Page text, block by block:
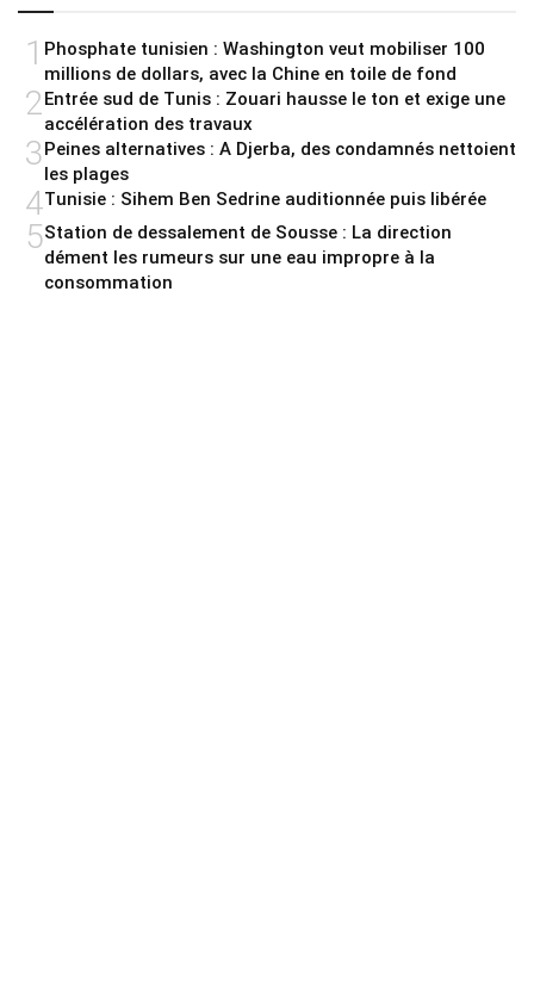
1 Phosphate tunisien : Washington veut mobiliser 100
millions de dollars, avec la Chine en toile de fond
2Entrée sud de Tunis : Zouari hausse le ton et exige une
accélération des travaux
3Peines alternatives : A Djerba, des condamnés nettoient
les plages
4Tunisie : Sihem Ben Sedrine auditionnée puis libérée
5Station de dessalement de Sousse : La direction
dément les rumeurs sur une eau impropre à la
consommation